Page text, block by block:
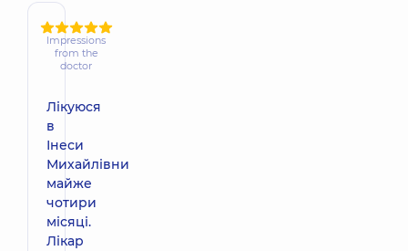
Impressions
from the
doctor
Лікуюся
в
Інеси
Михайлівни
майже
чотири
місяці.
Лікар